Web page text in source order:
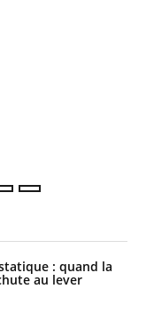
: quand la
au lever